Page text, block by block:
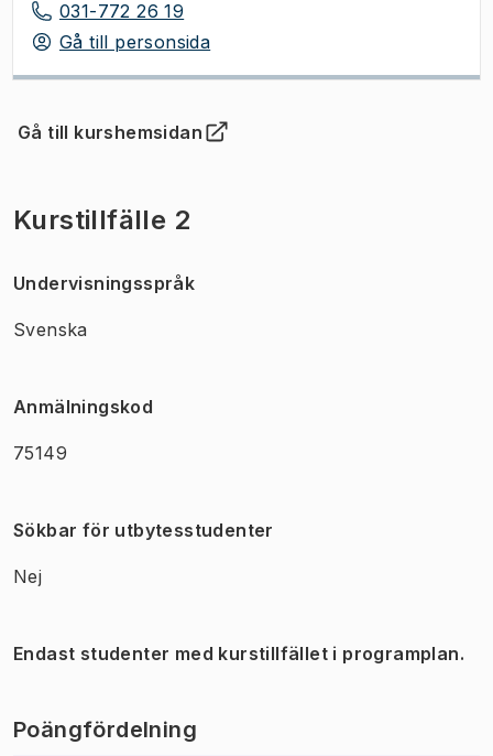
031-772 26 19
Gå till personsida
Gå till kurshemsidan
(Öppnas i ny flik)
Kurstillfälle 2
Undervisningsspråk
Svenska
Anmälningskod
75149
Sökbar för utbytesstudenter
Nej
Endast studenter med kurstillfället i programplan.
Poängfördelning